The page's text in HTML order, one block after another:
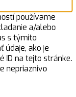
používame
a/alebo
s týmito
údaje, ako je
ID na tejto stránke.
nepriaznivo